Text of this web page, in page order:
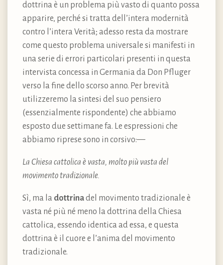
dottrina è un problema più vasto di quanto possa
apparire, perché si tratta dell’intera modernità
contro l’intera Verità; adesso resta da mostrare
come questo problema universale si manifesti in
una serie di errori particolari presenti in questa
intervista concessa in Germania da Don Pfluger
verso la fine dello scorso anno. Per brevità
utilizzeremo la sintesi del suo pensiero
(essenzialmente rispondente) che abbiamo
esposto due settimane fa. Le espressioni che
abbiamo riprese sono in corsivo:—
La Chiesa cattolica è vasta, molto più vasta del
movimento tradizionale.
Sì, ma la dottrinadel movimento tradizionale è
vasta né più né meno la dottrina della Chiesa
cattolica, essendo identica ad essa, e questa
dottrina è il cuore e l’anima del movimento
tradizionale.